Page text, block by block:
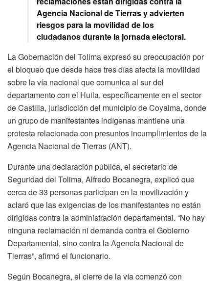
Agencia Nacional de Tierras y advierten
riesgos para la movilidad de los
ciudadanos durante la jornada electoral.
La Gobernación del Tolima expresó su preocupación por
el bloqueo que desde hace tres días afecta la movilidad
sobre la vía nacional que comunica al sur del
departamento con el Huila, específicamente en el sector
de Castilla, jurisdicción del municipio de Coyaima, donde
un grupo de manifestantes indígenas mantiene una
protesta relacionada con presuntos incumplimientos de la
Agencia Nacional de Tierras (ANT).
Durante una declaración pública, el secretario de
Seguridad del Tolima, Alfredo Bocanegra, explicó que
cerca de 33 personas participan en la movilización y
aclaró que las exigencias de los manifestantes no están
dirigidas contra la administración departamental. “No hay
ninguna reclamación ni demanda contra el Gobierno
Departamental, sino contra la Agencia Nacional de
Tierras”, afirmó el funcionario.
Según Bocanegra, el cierre de la vía comenzó con